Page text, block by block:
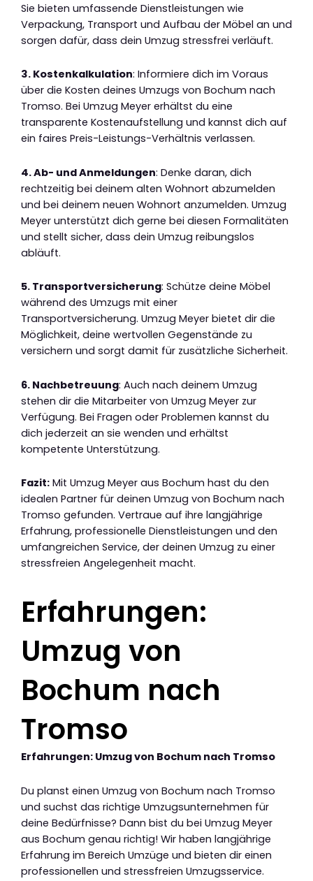
Sie bieten umfassende Dienstleistungen wie
Verpackung, Transport und Aufbau der Möbel an und
sorgen dafür, dass dein Umzug stressfrei verläuft.
3. Kostenkalkulation: Informiere dich im Voraus
über die Kosten deines Umzugs von Bochum nach
Tromso. Bei Umzug Meyer erhältst du eine
transparente Kostenaufstellung und kannst dich auf
ein faires Preis-Leistungs-Verhältnis verlassen.
4. Ab- und Anmeldungen: Denke daran, dich
rechtzeitig bei deinem alten Wohnort abzumelden
und bei deinem neuen Wohnort anzumelden. Umzug
Meyer unterstützt dich gerne bei diesen Formalitäten
und stellt sicher, dass dein Umzug reibungslos
abläuft.
5. Transportversicherung: Schütze deine Möbel
während des Umzugs mit einer
Transportversicherung. Umzug Meyer bietet dir die
Möglichkeit, deine wertvollen Gegenstände zu
versichern und sorgt damit für zusätzliche Sicherheit.
6. Nachbetreuung: Auch nach deinem Umzug
stehen dir die Mitarbeiter von Umzug Meyer zur
Verfügung. Bei Fragen oder Problemen kannst du
dich jederzeit an sie wenden und erhältst
kompetente Unterstützung.
Fazit: Mit Umzug Meyer aus Bochum hast du den
idealen Partner für deinen Umzug von Bochum nach
Tromso gefunden. Vertraue auf ihre langjährige
Erfahrung, professionelle Dienstleistungen und den
umfangreichen Service, der deinen Umzug zu einer
stressfreien Angelegenheit macht.
Erfahrungen:
Umzug von
Bochum nach
Tromso
Erfahrungen: Umzug von Bochum nach Tromso
Du planst einen Umzug von Bochum nach Tromso
und suchst das richtige Umzugsunternehmen für
deine Bedürfnisse? Dann bist du bei Umzug Meyer
aus Bochum genau richtig! Wir haben langjährige
Erfahrung im Bereich Umzüge und bieten dir einen
professionellen und stressfreien Umzugsservice.